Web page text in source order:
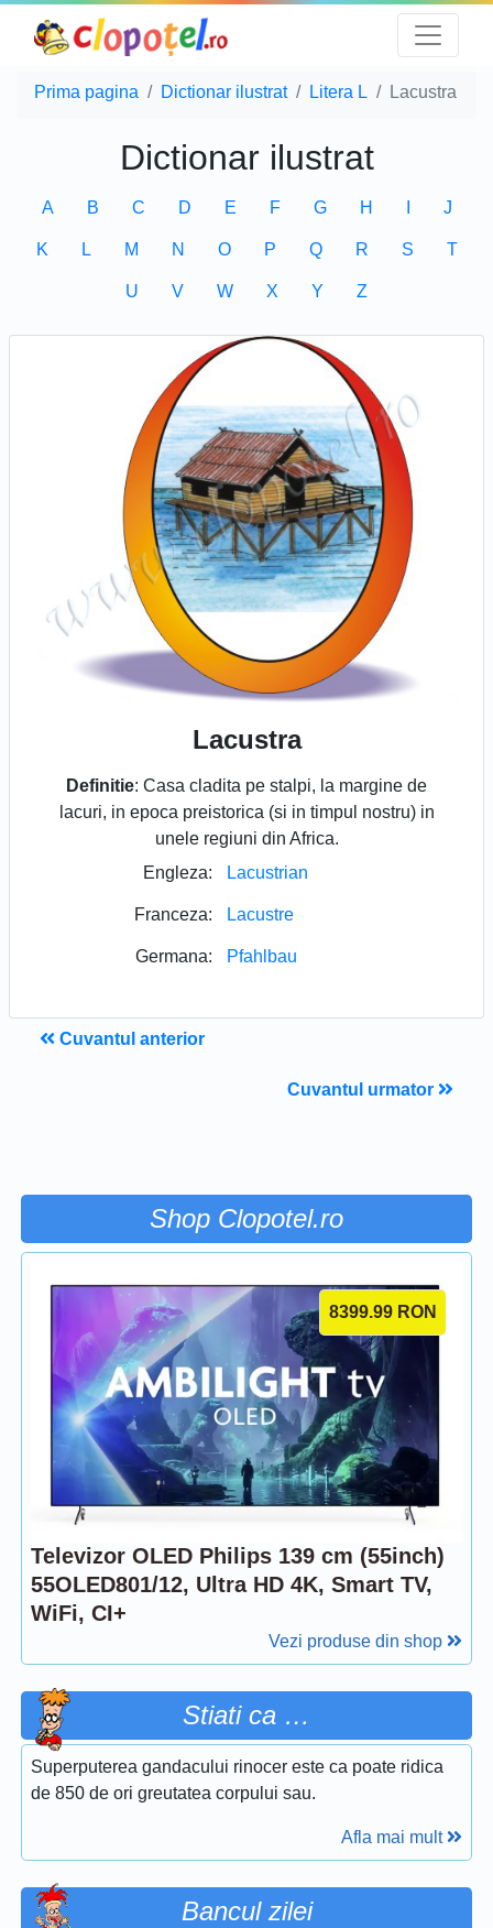
Prima pagina Dictionar ilustrat Litera L Lacustra
Dictionar ilustrat
A B C D E F G H J
K L M N O P Q R S T
U V W X Y Z
Lacustra
Definitie: Casa cladita pe stalpi, la margine de
lacuri, in epoca preistorica (si in timpul nostru) in
unele regiuni din Africa.
Engleza:
Lacustrian
Franceza: Lacustre
Germana: Pfahlbau
Cuvantul anterior
Cuvantul urmator
Shop Clopotel.ro
8399.99 RON
Televizor OLED Philips 139 cm (55inch)
55OLED801/12, Ultra HD 4K, Smart TV,
WiFi, CI+
Vezi produse din shop
Stiati ca …
Superputerea gandacului rinocer este ca poate ridica
de 850 de ori greutatea corpului sau.
Afla mai mult
Bancul zilei